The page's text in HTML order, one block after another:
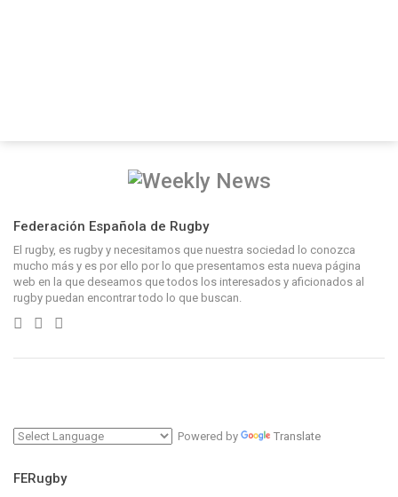
Federación Española de Rugby
El rugby, es rugby y necesitamos que nuestra sociedad lo conozca
mucho más y es por ello por lo que presentamos esta nueva página
web en la que deseamos que todos los interesados y aficionados al
rugby puedan encontrar todo lo que buscan.
Powered by Translate
FERugby